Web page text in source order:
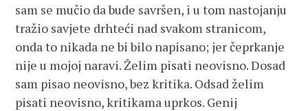
sam se mučio da bude savršen, i u tom nastojanju
tražio savjete drhteći nad svakom stranicom,
onda to nikada ne bi bilo napisano; jer čeprkanje
nije u mojoj naravi. Želim pisati neovisno. Dosad
sam pisao neovisno, bez kritika. Odsad želim
pisati neovisno, kritikama uprkos. Genij